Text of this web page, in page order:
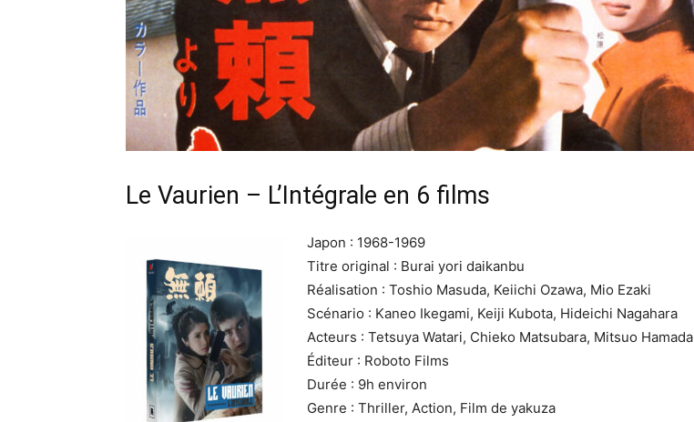
Le Vaurien – L’Intégrale en 6 films
Japon : 1968-1969
Titre original : Burai yori daikanbu
Réalisation : Toshio Masuda, Keiichi Ozawa, Mio Ezaki
Scénario : Kaneo Ikegami, Keiji Kubota, Hideichi Nagahara
Acteurs : Tetsuya Watari, Chieko Matsubara, Mitsuo Hamada
Éditeur : Roboto Films
Durée : 9h environ
Genre : Thriller, Action, Film de yakuza